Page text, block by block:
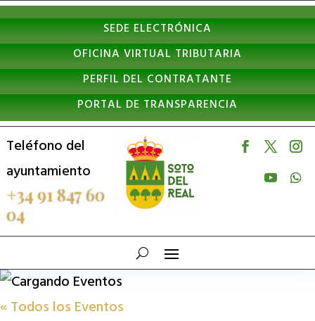
Nota:
este
sitio
web
incluye
un
sistema
de
accesibilidad.
SEDE ELECTRÓNICA
OFICINA VIRTUAL TRIBUTARIA
PERFIL DEL CONTRATANTE
PORTAL DE TRANSPARENCIA
Teléfono del
ayuntamiento
+34 91 847 60
04
« Todos los Eventos